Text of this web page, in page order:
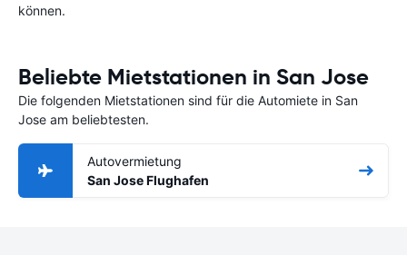
können.
Beliebte Mietstationen in San Jose
Die folgenden Mietstationen sind für die Automiete in San
Jose am beliebtesten.
Autovermietung
San Jose Flughafen